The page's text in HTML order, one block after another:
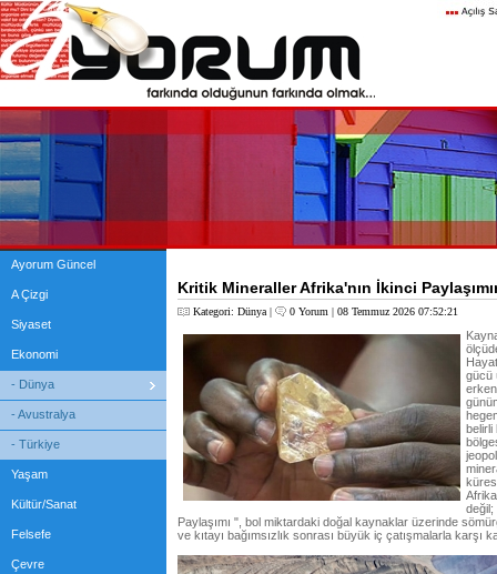
Ayorum Güncel
A Çizgi
Siyaset
Ekonomi
- Dünya
- Avustralya
- Türkiye
Yaşam
Kültür/Sanat
Felsefe
Çevre
Kritik Mineraller Afrika'nın İkinci
Kategori: Dünya | 0 Yorum | 08 Temmuz 2026 07:52:21
gücü
belirli
değil;
Paylaşımı ", bol miktardaki doğal kaynaklar üzerinde
ve kıtayı bağımsızlık sonrası büyük iç çatışmalarla karşı